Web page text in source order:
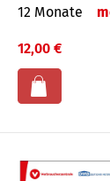
12 Monate
12,00 €